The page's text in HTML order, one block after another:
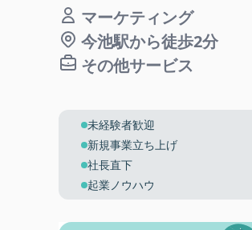
マーケティング
今池駅から徒歩2分
その他サービス
未経験者歓迎
新規事業立ち上げ
社長直下
起業ノウハウ